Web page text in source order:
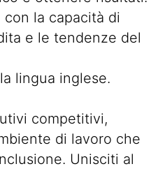
con la capacità di
e le tendenze del
lingua inglese.
competitivi,
di lavoro che
Unisciti al